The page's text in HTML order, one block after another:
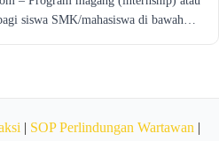
siswa SMK/mahasiswa di bawah…
| SOP Perlindungan Wartawan |